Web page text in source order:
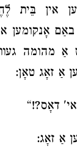
אין בֵּית
באַם אָנקומען
מהומה
אַ זאָג טאָן:
דאָס?!“
אַ זאָג: